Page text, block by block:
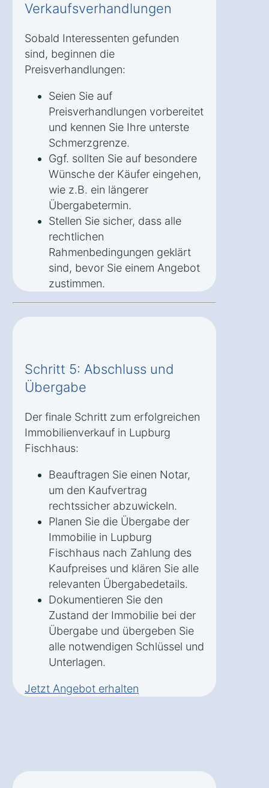
Verkaufsverhandlungen
Sobald Interessenten gefunden
sind, beginnen die
Preisverhandlungen:
Seien Sie auf
Preisverhandlungen vorbereitet
und kennen Sie Ihre unterste
Schmerzgrenze.
Ggf. sollten Sie auf besondere
Wünsche der Käufer eingehen,
wie z.B. ein längerer
Übergabetermin.
Stellen Sie sicher, dass alle
rechtlichen
Rahmenbedingungen geklärt
sind, bevor Sie einem Angebot
zustimmen.
Schritt 5: Abschluss und
Übergabe
Der finale Schritt zum erfolgreichen
Immobilienverkauf in Lupburg
Fischhaus:
Beauftragen Sie einen Notar,
um den Kaufvertrag
rechtssicher abzuwickeln.
Planen Sie die Übergabe der
Immobilie in Lupburg
Fischhaus nach Zahlung des
Kaufpreises und klären Sie alle
relevanten Übergabedetails.
Dokumentieren Sie den
Zustand der Immobilie bei der
Übergabe und übergeben Sie
alle notwendigen Schlüssel und
Unterlagen.
Jetzt Angebot erhalten